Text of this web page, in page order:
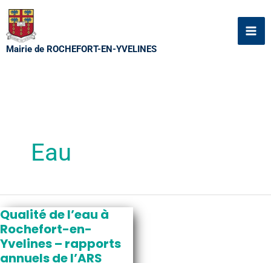
Aller
au
contenu
Mairie de ROCHEFORT-EN-YVELINES
Eau
Qualité de l’eau à
Rochefort-en-
Yvelines – rapports
annuels de l’ARS